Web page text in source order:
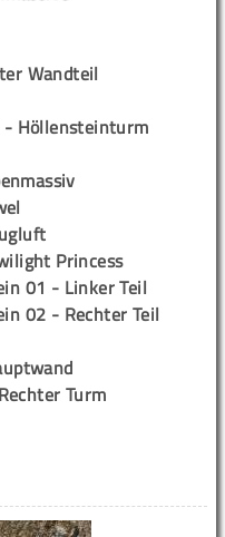
Wandteil
Höllensteinturm
Princess
01 - Linker Teil
02 - Rechter Teil
Turm